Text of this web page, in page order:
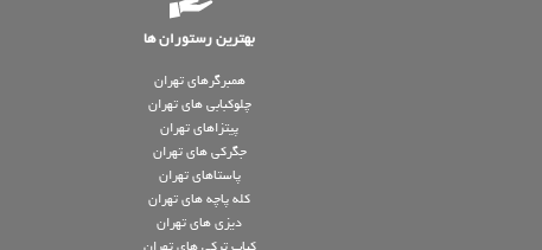
بهترین رستوران ها
همبرگرهای تهران
چلوکبابی های تهران
پیتزاهای تهران
جگرکی های تهران
پاستاهای تهران
کله پاچه های تهران
دیزی های تهران